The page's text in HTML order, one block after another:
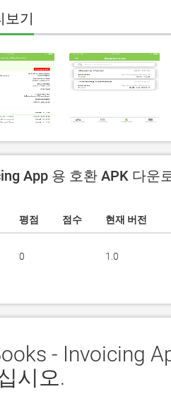
보기
App 용 호환 APK 다운
평점 점수 현재 버전
0 1.0
- Invoicing
시오.